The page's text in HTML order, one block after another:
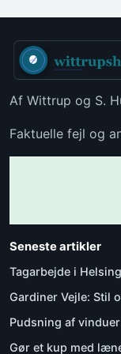
Af Wittrup og S.
Faktuelle fejl og
Seneste artikler
Tagarbejde i
Gardiner Vejle: Stil
Pudsning af
Gør et kup med